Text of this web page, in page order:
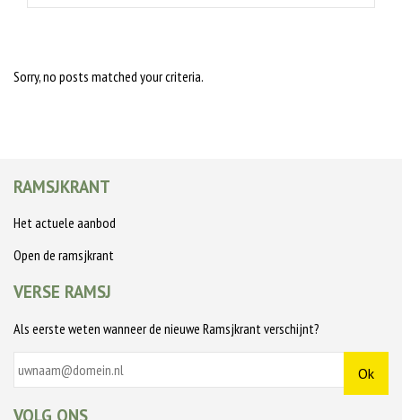
Sorry, no posts matched your criteria.
RAMSJKRANT
Het actuele aanbod
Open de ramsjkrant
VERSE RAMSJ
Als eerste weten wanneer de nieuwe Ramsjkrant verschijnt?
VOLG ONS